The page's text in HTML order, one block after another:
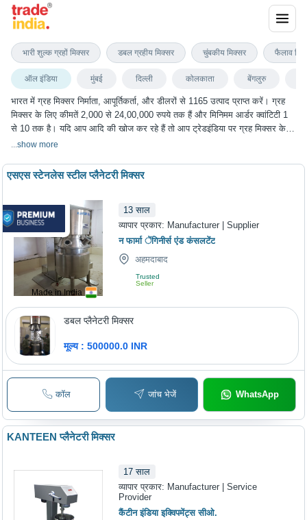
भारत में ग्रह मिक्सर निर्माता, आपूर्तिकर्ता, और डीलरों से 1165 उत्पाद प्राप्त करें। ग्रह
मिक्सर के लिए कीमतें 2,000 से 24,00,000 रुपये तक हैं और मिनिमम आर्डर क्वांटिटी 1
से 10 तक है। यदि आप आदि की खोज कर रहे हैं तो आप ट्रेडइंडिया पर ग्रह मिक्सर के
सबसे अच्छा विकल्प चुन सकते हैं। हम विभिन्न शहरों में ग्रह मिक्सर के विकल्प प्रदान करते
...show more
ऑल इंडिया मुंबई दिल्ली कोलकाता बेंगलुरु
Made in India
एसएस स्टेनलेस स्टील प्लैनेटरी मिक्सर
13 साल
व्यापार प्रकार: Manufacturer | Supplier
न फार्मा ेंगिनीर्स एंड कंसलटेंट
अहमदाबाद
Trusted
Seller
डबल प्लैनेटरी मिक्सर
मूल्य : 500000.0 INR
कॉल जांच भेजें WhatsApp
KANTEEN प्लैनेटरी मिक्सर
17 साल
व्यापार प्रकार: Manufacturer | Service
Provider
कैंटीन इंडिया इक्विपमेंट्स सीओ.
भारी शुल्क ग्रहों मिक्सर डबल ग्रहीय मिक्सर चुंबकीय मिक्सर फैलाव